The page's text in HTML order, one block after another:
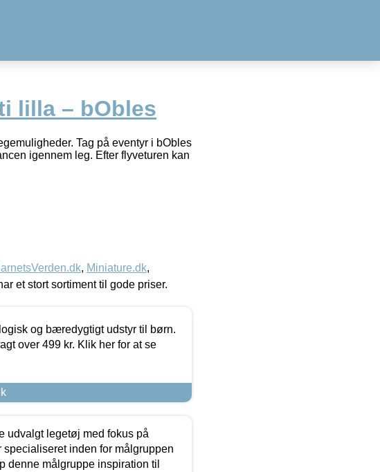
lilla – bObles
Tag på eventyr i bObles
igennem leg. Efter flyveturen kan
, Miniature.dk,
et stort sortiment til gode priser.
og bæredygtigt udstyr til børn.
over 499 kr. Klik her for at se
udvalgt legetøj med fokus på
inden for målgruppen
denne målgruppe inspiration til